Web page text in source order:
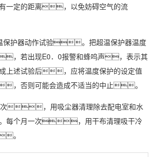
一定的距离，以免妨碍空气的流
器动作试验。把超温保护器温度
，若出现E0．0报警和蜂呜声，表示其
述试验后，应将温度保护的设定值
，否则可能会造成不适当的中止。
，用吸尘器清理除去配电室和水
个月一次，用干布清理吸干冷
。